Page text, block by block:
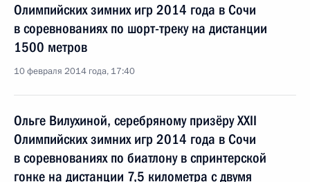
Олимпийских зимних игр 2014 года в Сочи
в соревнованиях по шорт-треку на дистанции
1500 метров
10 февраля 2014 года, 17:40
Ольге Вилухиной, серебряному призёру XXII
Олимпийских зимних игр 2014 года в Сочи
в соревнованиях по биатлону в спринтерской
гонке на дистанции 7,5 километра с двумя